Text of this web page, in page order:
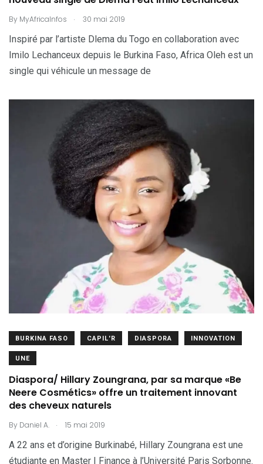
By MyAfricaInfos . 30 mai 2019
Inspiré par l’artiste Dlema du Togo en collaboration avec
Imilo Lechanceux depuis le Burkina Faso, Africa Oleh est un
single qui véhicule un message de
BURKINA FASO CAPIL'R DIASPORA INNOVATION
UNE
Diaspora/ Hillary Zoungrana, par sa marque «Be
Neere Cosmétics» offre un traitement innovant
des cheveux naturels
By Daniel A. . 15 mai 2019
A 22 ans et d’origine Burkinabé, Hillary Zoungrana est une
étudiante en Master I Finance à l’Université Paris Sorbonne.